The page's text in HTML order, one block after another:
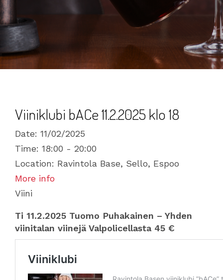
Viiniklubi bACe 11.2.2025 klo 18
Date: 11/02/2025
Time: 18:00 - 20:00
Location: Ravintola Base, Sello, Espoo
More info
Viini
Ti 11.2.2025 Tuomo Puhakainen – Yhden
viinitalan viinejä Valpolicellasta 45 €